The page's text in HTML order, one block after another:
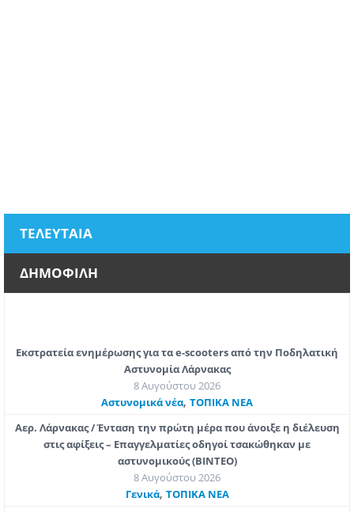
ΤΕΛΕΥΤΑΙΑ
ΔΗΜΟΦΙΛΗ
Εκστρατεία ενημέρωσης για τα e-scooters από την Ποδηλατική
Αστυνομία Λάρνακας
8 Αυγούστου 2026
Aστυνομικά νέα, ΤΟΠΙΚΑ ΝΕΑ
Αερ. Λάρνακας / Ένταση την πρώτη μέρα που άνοιξε η διέλευση
στις αφίξεις – Επαγγελματίες οδηγοί τσακώθηκαν με
αστυνομικούς (ΒΙΝΤΕΟ)
8 Αυγούστου 2026
Γενικά, ΤΟΠΙΚΑ ΝΕΑ